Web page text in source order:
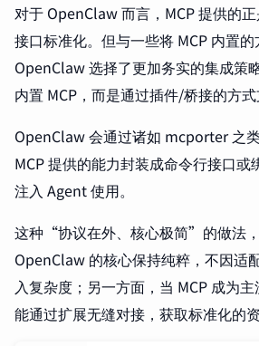
对于 OpenClaw 而言，MCP 提供的
接口标准化。但与一些将 MCP 内置的
OpenClaw 选择了更加务实的集成策
内置 MCP，而是通过插件/桥接的方式
OpenClaw 会通过诸如 mcporter 之
MCP 提供的能力封装成命令行接口或
注入 Agent 使用。
这种“协议在外、核心极简”的做法
OpenClaw 的核心保持纯粹，不因适
入复杂度；另一方面，当 MCP 成为
能通过扩展无缝对接，获取标准化的